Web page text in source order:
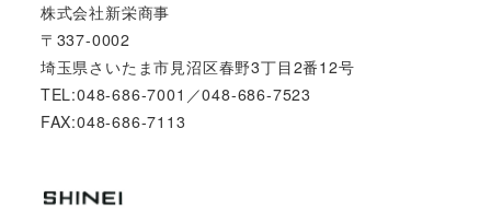
株式会社新栄商事
〒337-0002
埼玉県さいたま市見沼区春野3丁目2番12号
TEL:048-686-7001／048-686-7523
FAX:048-686-7113